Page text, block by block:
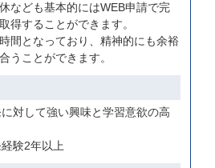
なども基本的にはWEB申請で完
得することができます。
間となっており、精神的にも余裕
うことができます。
に対して強い興味と学習意欲の高
験2年以上